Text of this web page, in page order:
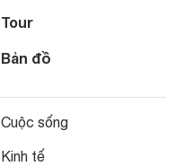
Tour
Bản đồ
Cuộc sống
Kinh tế